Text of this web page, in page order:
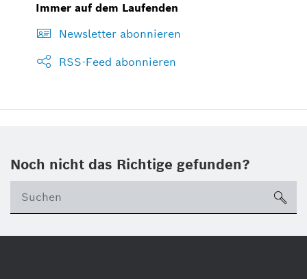
Immer auf dem Laufenden
Newsletter abonnieren
RSS-Feed abonnieren
Noch nicht das Richtige gefunden?